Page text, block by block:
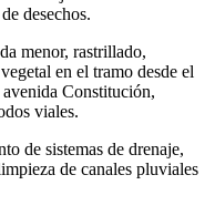
desechos.
menor, rastrillado,
en el tramo desde el
Constitución,
viales.
de sistemas de drenaje,
de canales pluviales